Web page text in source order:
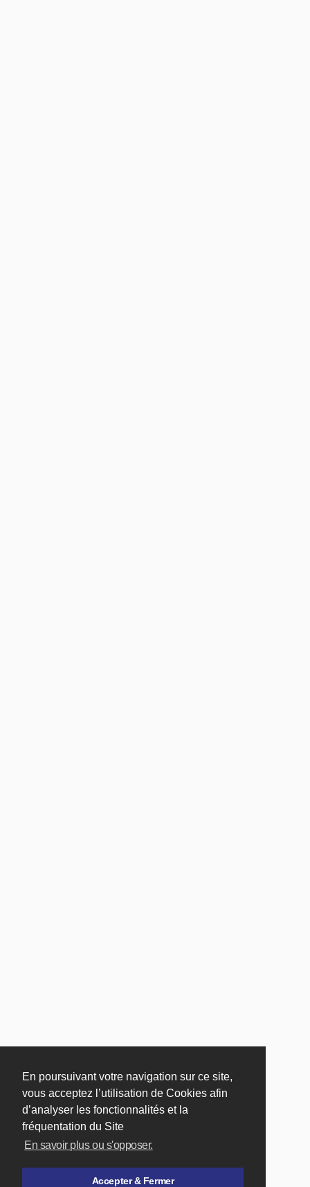
En poursuivant votre navigation sur ce site,
vous acceptez l’utilisation de Cookies afin
d’analyser les fonctionnalités et la
fréquentation du Site
En savoir plus ou s'opposer.
Accepter & Fermer